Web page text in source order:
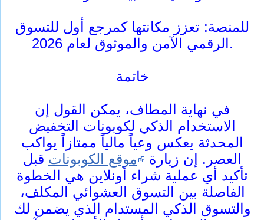
للمنصة: تعزز مكانتها كمرجع أول للتسوق
الرقمي الآمن والموثوق لعام 2026.
خاتمة
في نهاية المطاف، يمكن القول إن
الاستخدام الذكي لكوبونات التخفيض
المحدثة يعكس وعياً مالياً ممتازاً يواكب
العصر. إن زيارة
موقع الكوبونات قبل
تأكيد أي عملية شراء أونلاين هي الخطوة
الفاصلة بين التسوق العشوائي المكلف،
والتسوق الذكي المستدام الذي يضمن لك